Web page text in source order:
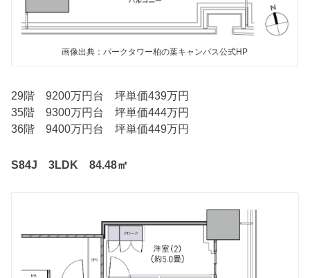
画像出典：パークタワー柏の葉キャンパス公式HP
29階 9200万円台 坪単価439万円
35階 9300万円台 坪単価444万円
36階 9400万円台 坪単価449万円
S84J 3LDK 84.48㎡